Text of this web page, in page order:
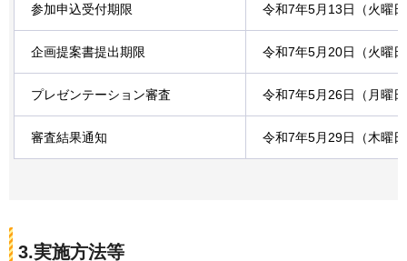
参加申込受付期限 令和7年5月13日（火曜
企画提案書提出期限 令和7年5月20日（火曜
プレゼンテーション審査 令和7年5月26日（月曜
審査結果通知 令和7年5月29日（木曜
3.実施方法等